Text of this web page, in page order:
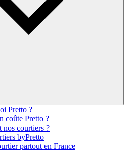
Pretto ?
coûte Pretto ?
nos courtiers ?
byPretto
partout en France